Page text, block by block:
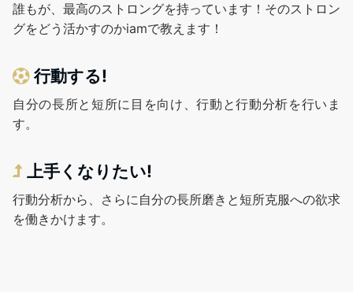
誰もが、最高のストロングを持っています！そのストロン
グをどう活かすのかiamで教えます！
行動する!
自分の長所と短所に目を向け、行動と行動分析を行いま
す。
上手くなりたい!
行動分析から、さらに自分の長所磨きと短所克服への欲求
を働きかけます。